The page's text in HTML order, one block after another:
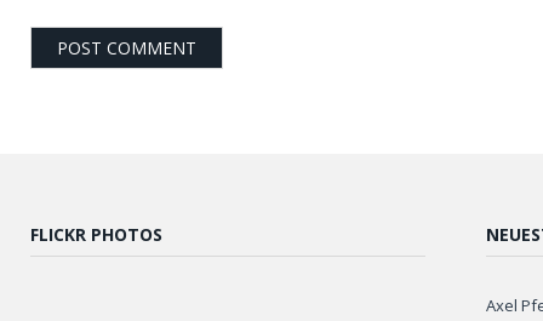
FLICKR PHOTOS
Axel